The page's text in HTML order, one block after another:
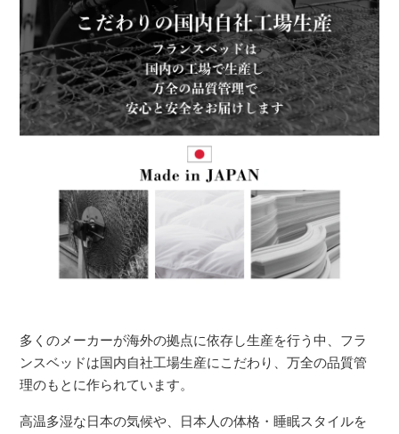
多くのメーカーが海外の拠点に依存し生産を行う中、フラ
ンスベッドは国内自社工場生産にこだわり、万全の品質管
理のもとに作られています。
高温多湿な日本の気候や、日本人の体格・睡眠スタイルを